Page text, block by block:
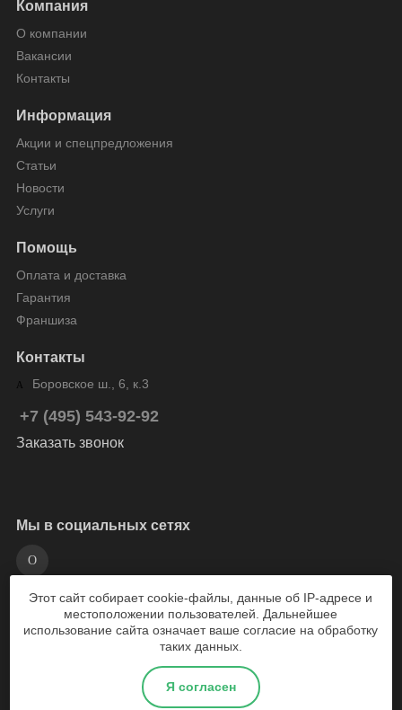
Компания
О компании
Вакансии
Контакты
Информация
Акции и спецпредложения
Статьи
Новости
Услуги
Помощь
Оплата и доставка
Гарантия
Франшиза
Контакты
Боровское ш., 6, к.3
+7 (495) 543-92-92
Заказать звонок
Мы в социальных сетях
разработка сайта Weboil
2026 © Веломарка - магазин велосипедов Москва
Политика конфиденциальности
Этот сайт собирает cookie-файлы, данные об IP-адресе и
местоположении пользователей. Дальнейшее
использование сайта означает ваше согласие на обработку
таких данных.
Я согласен